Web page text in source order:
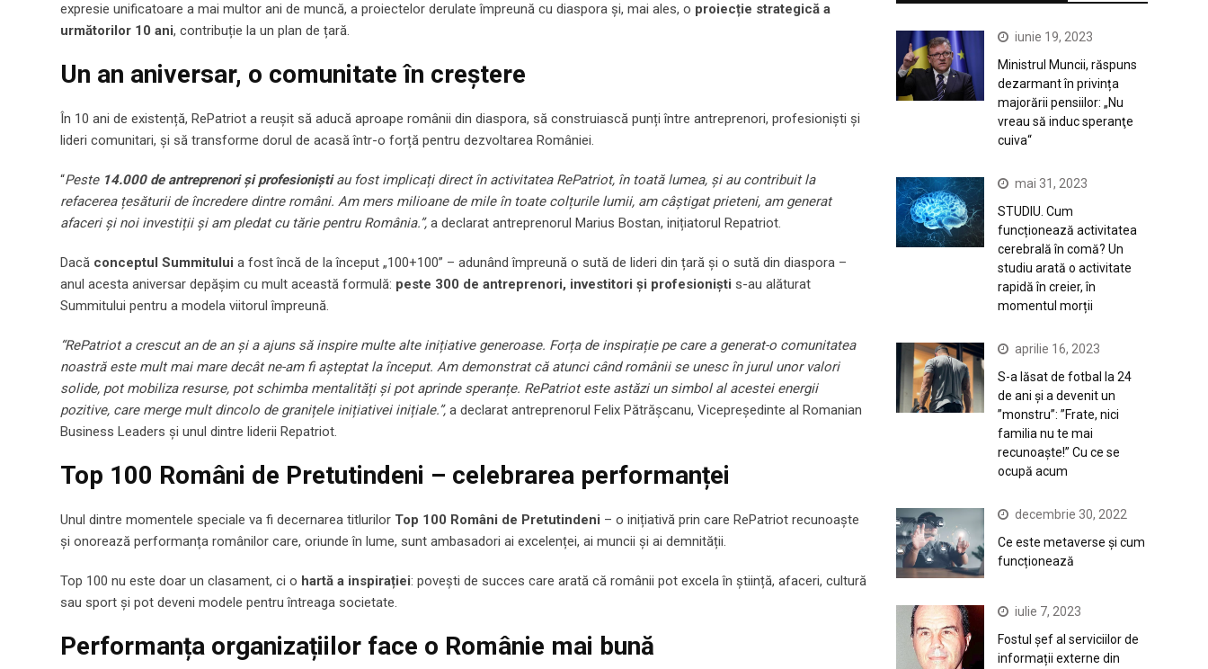
expresie unificatoare a mai multor ani de muncă, a proiectelor derulate împreună cu diaspora și, mai ales, o proiecție strategică a
următorilor 10 ani, contribuție la un plan de țară.
Un an aniversar, o comunitate în creștere
În 10 ani de existență, RePatriot a reușit să aducă aproape românii din diaspora, să construiască punți între antreprenori, profesioniști și
lideri comunitari, și să transforme dorul de acasă într-o forță pentru dezvoltarea României.
“Peste 14.000 de antreprenori și profesioniștiau fost implicați direct în activitatea RePatriot, în toată lumea, și au contribuit la
refacerea țesăturii de încredere dintre români. Am mers milioane de mile în toate colțurile lumii, am câștigat prieteni, am generat
afaceri și noi investiții și am pledat cu tărie pentru România.”, a declarat antreprenorul Marius Bostan, inițiatorul Repatriot.
Dacă conceptul Summitului a fost încă de la început „100+100” – adunând împreună o sută de lideri din țară și o sută din diaspora –
anul acesta aniversar depășim cu mult această formulă: peste 300 de antreprenori, investitori și profesioniști s-au alăturat
Summitului pentru a modela viitorul împreună.
“RePatriot a crescut an de an și a ajuns să inspire multe alte inițiative generoase. Forța de inspirație pe care a generat-o comunitatea
noastră este mult mai mare decât ne-am fi așteptat la început. Am demonstrat că atunci când românii se unesc în jurul unor valori
solide, pot mobiliza resurse, pot schimba mentalități și pot aprinde speranțe. RePatriot este astăzi un simbol al acestei energii
pozitive, care merge mult dincolo de granițele inițiativei inițiale.”, a declarat antreprenorul Felix Pătrășcanu, Vicepreședinte al Romanian
Business Leaders și unul dintre liderii Repatriot.
Top 100 Români de Pretutindeni – celebrarea performanței
Unul dintre momentele speciale va fi decernarea titlurilor Top 100 Români de Pretutindeni – o inițiativă prin care RePatriot recunoaște
și onorează performanța românilor care, oriunde în lume, sunt ambasadori ai excelenței, ai muncii și ai demnității.
Top 100 nu este doar un clasament, ci o hartă a inspirației: povești de succes care arată că românii pot excela în știință, afaceri, cultură
sau sport și pot deveni modele pentru întreaga societate.
Performanța organizațiilor face o Românie mai bună
iunie 19, 2023
Ministrul Muncii, răspuns
dezarmant în privința
majorării pensiilor: „Nu
vreau să induc speranţe
cuiva“
mai 31, 2023
STUDIU. Cum
funcționează activitatea
cerebrală în comă? Un
studiu arată o activitate
rapidă în creier, în
momentul morții
aprilie 16, 2023
S-a lăsat de fotbal la 24
de ani și a devenit un
”monstru”: ”Frate, nici
familia nu te mai
recunoaște!” Cu ce se
ocupă acum
decembrie 30, 2022
Ce este metaverse și cum
funcționează
iulie 7, 2023
Fostul șef al serviciilor de
informații externe din